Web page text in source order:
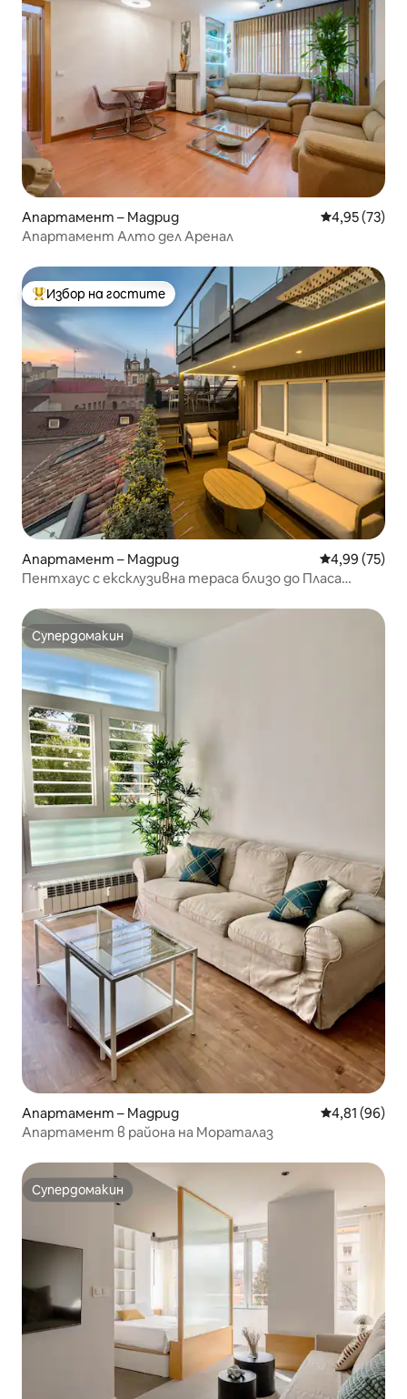
Апартамент – Мадрид Средна
4,95 (73)
Апартамент Алто дел Аренал
Най-популярен избор на гостите
Избор на гостите
Апартамент – Мадрид Средна
4,99 (75)
Пентхаус с ексклузивна тераса близо до Пласа
Супердомакин
Супердомакин
Апартамент – Мадрид Средна
4,81 (96)
Апартамент в района на Мораталаз
Супердомакин
Супердомакин